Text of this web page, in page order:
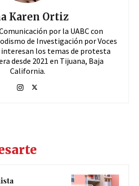
Karen Ortiz
por la UABC con
de Investigación por Voces
interesan los temas de protesta
desde 2021 en Tijuana, Baja
California.